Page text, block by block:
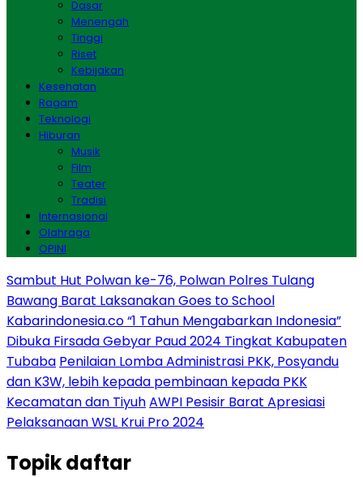
Dasar
Menengah
Tinggi
Riset
Kebijakan
Kesehatan
Ragam
Teknologi
Hiburan
Musik
Film
Teater
Tradisi
Internasional
Olahraga
OPINI
Sambut Hut Polwan ke-76, Polwan Polres Tulang
Bawang Barat Laksanakan Goes to School
Kabarindonesia.co “1 Tahun Mengabarkan Indonesia”
Dibuka Firsada Gebyar Paud 2024 Tingkat Kabupaten
Tubaba Penilaian Lomba Administrasi PKK, Posyandu
dan K3W, lebih kepada pembinaan kepada PKK
Kecamatan dan TiyuhAWPI Pesisir Barat Apresiasi
Pelaksanaan WSL Krui Pro 2024
Topikdaftar